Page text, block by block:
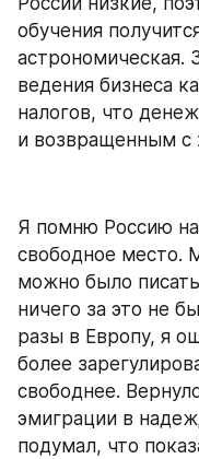
обучения
астрономическая.
ведения бизнеса
налогов, что
и возвращенным с
Я помню Россию
свободное место.
можно было
ничего за это не
разы в Европу, я
более
свободнее.
эмиграции в
подумал, что